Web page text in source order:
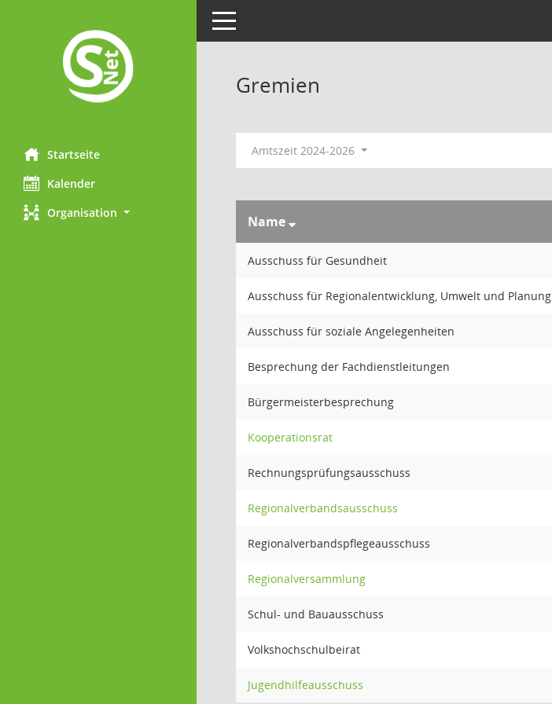
Startseite
Kalender
Organisation
Toggle navigation
Gremien
Amtszeit 2024-2026
Name
Ausschuss für Gesundheit
Ausschuss für Regionalentwicklung, Umwelt und Planung
Ausschuss für soziale Angelegenheiten
Besprechung der Fachdienstleitungen
Bürgermeisterbesprechung
Kooperationsrat
Rechnungsprüfungsausschuss
Regionalverbandsausschuss
Regionalverbandspflegeausschuss
Regionalversammlung
Schul- und Bauausschuss
Volkshochschulbeirat
Jugendhilfeausschuss